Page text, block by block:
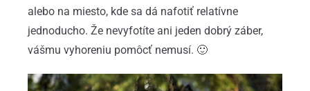
alebo na miesto, kde sa dá nafotiť relatívne
jednoducho. Že nevyfotíte ani jeden dobrý záber,
vášmu vyhoreniu pomôcť nemusí. 🙂